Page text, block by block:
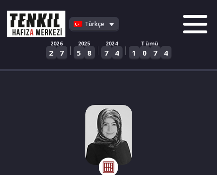
content
Türkçe
2026
2 7 |
2025
5 8 |
2024
7 4 |
Tümü
1 0 7 4